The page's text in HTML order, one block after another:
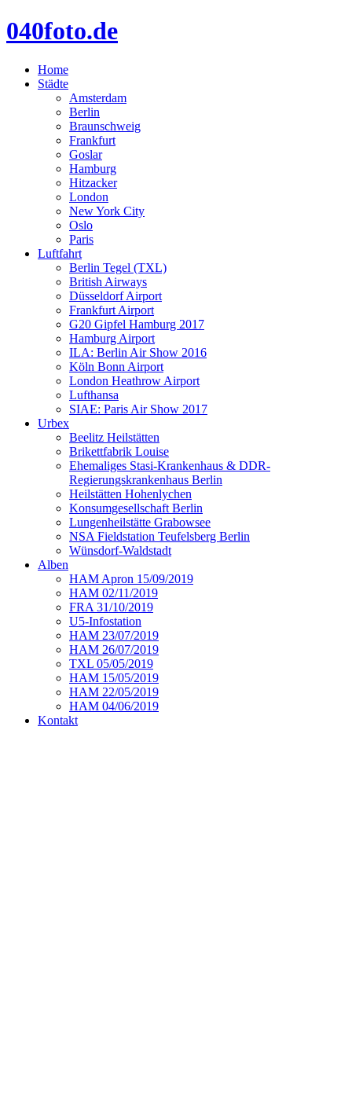
040foto.de
Home
Städte
Amsterdam
Berlin
Braunschweig
Frankfurt
Goslar
Hamburg
Hitzacker
London
New York City
Oslo
Paris
Luftfahrt
Berlin Tegel (TXL)
British Airways
Düsseldorf Airport
Frankfurt Airport
G20 Gipfel Hamburg 2017
Hamburg Airport
ILA: Berlin Air Show 2016
Köln Bonn Airport
London Heathrow Airport
Lufthansa
SIAE: Paris Air Show 2017
Urbex
Beelitz Heilstätten
Brikettfabrik Louise
Ehemaliges Stasi-Krankenhaus & DDR-
Regierungskrankenhaus Berlin
Heilstätten Hohenlychen
Konsumgesellschaft Berlin
Lungenheilstätte Grabowsee
NSA Fieldstation Teufelsberg Berlin
Wünsdorf-Waldstadt
Alben
HAM Apron 15/09/2019
HAM 02/11/2019
FRA 31/10/2019
U5-Infostation
HAM 23/07/2019
HAM 26/07/2019
TXL 05/05/2019
HAM 15/05/2019
HAM 22/05/2019
HAM 04/06/2019
Kontakt